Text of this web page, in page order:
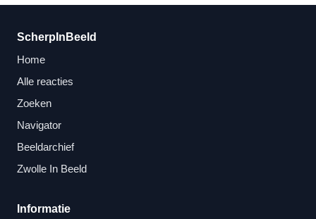
ScherpInBeeld
Home
Alle reacties
Zoeken
Navigator
Beeldarchief
Zwolle In Beeld
Informatie